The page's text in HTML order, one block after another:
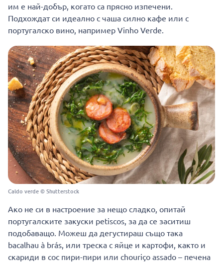
им е най-добър, когато са прясно изпечени.
Подхождат си идеално с чаша силно кафе или с
португалско вино, например Vinho Verde.
Caldo verde © Shutterstock
Ако не си в настроение за нещо сладко, опитай
португалските закуски petiscos, за да се заситиш
подобаващо. Можеш да дегустираш също така
bacalhau à brás, или треска с яйце и картофи, както и
скариди в сос пири-пири или chouriço assado – печена